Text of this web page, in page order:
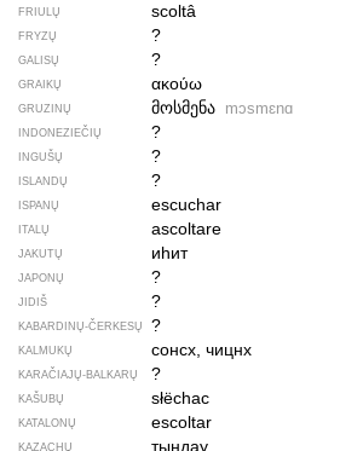
FRIULŲ scoltâ
FRYZŲ ?
GALISŲ ?
GRAIKŲ ακούω
GRUZINŲ მოსმენა mɔsmɛnɑ
INDONEZIEČIŲ ?
INGUŠŲ ?
ISLANDŲ ?
ISPANŲ escuchar
ITALŲ ascoltare
JAKUTŲ иһит
JAPONŲ ?
JIDIŠ ?
KABARDINŲ-ČERKESŲ ?
KALMUKŲ сонсх, чицнх
KARAČIAJŲ-BALKARŲ ?
KAŠUBŲ słëchac
KATALONŲ escoltar
KAZACHŲ тыңдау